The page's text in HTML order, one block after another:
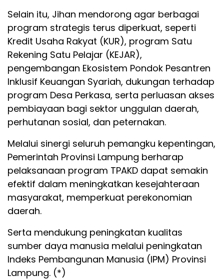
Selain itu, Jihan mendorong agar berbagai
program strategis terus diperkuat, seperti
Kredit Usaha Rakyat (KUR), program Satu
Rekening Satu Pelajar (KEJAR),
pengembangan Ekosistem Pondok Pesantren
Inklusif Keuangan Syariah, dukungan terhadap
program Desa Perkasa, serta perluasan akses
pembiayaan bagi sektor unggulan daerah,
perhutanan sosial, dan peternakan.
Melalui sinergi seluruh pemangku kepentingan,
Pemerintah Provinsi Lampung berharap
pelaksanaan program TPAKD dapat semakin
efektif dalam meningkatkan kesejahteraan
masyarakat, memperkuat perekonomian
daerah.
Serta mendukung peningkatan kualitas
sumber daya manusia melalui peningkatan
Indeks Pembangunan Manusia (IPM) Provinsi
Lampung. (*)